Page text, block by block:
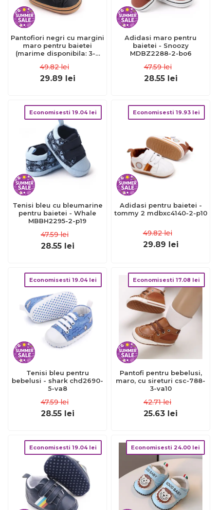
Pantofiori negri cu margini
maro pentru baietei
(marime disponibila: 3-6
incaltaminte)) mdd2782-1-
p13.3-6 luni (marimea 18
49.82 lei
29.89 lei
Adidasi maro pentru
baietei - Snoozy
MDBZ2288-2-bo6
47.59 lei
28.55 lei
Economisesti 19.04 lei
Tenisi bleu cu bleumarine
pentru baietei - Whale
MBBH2295-2-p19
47.59 lei
28.55 lei
Economisesti 19.93 lei
Adidasi pentru baietei -
tommy 2 mdbxc4140-2-p10
49.82 lei
29.89 lei
Economisesti 19.04 lei
Tenisi bleu pentru
bebelusi - shark chd2690-
5-va8
47.59 lei
28.55 lei
Economisesti 17.08 lei
Pantofi pentru bebelusi,
maro, cu sireturi csc-788-
3-va10
42.71 lei
25.63 lei
Economisesti 19.04 lei Economisesti 24.00 lei